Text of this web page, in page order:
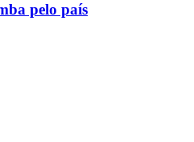
pelo país